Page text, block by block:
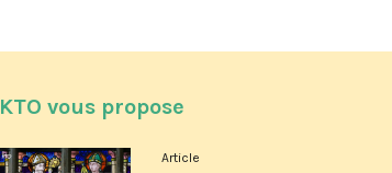
KTO vous propose
Article